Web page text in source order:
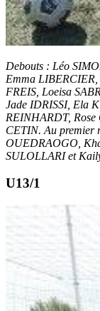
Debouts : Léo
Emma
FREIS, Loeisa
Jade IDRISSI, Ela
REINHARDT,
CETIN. Au premier
OUEDRAOGO,
SULOLLARI et
U13/1